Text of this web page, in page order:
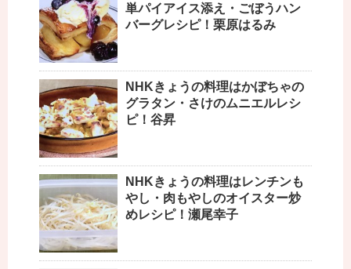
単パイアイス添え・ごぼうハン
バーグレシピ！栗原はるみ
NHKきょうの料理はかぼちゃの
グラタン・さけのムニエルレシ
ピ！谷昇
NHKきょうの料理はレンチンも
やし・肉もやしのオイスター炒
めレシピ！瀬尾幸子